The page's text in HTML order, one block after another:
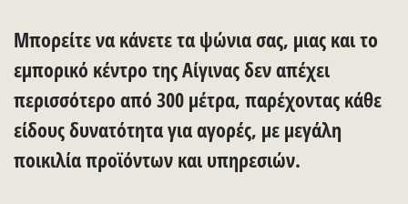
Μπορείτε να κάνετε τα ψώνια σας, μιας και το
εμπορικό κέντρο της Αίγινας δεν απέχει
περισσότερο από 300 μέτρα, παρέχοντας κάθε
είδους δυνατότητα για αγορές, με μεγάλη
ποικιλία προϊόντων και υπηρεσιών.